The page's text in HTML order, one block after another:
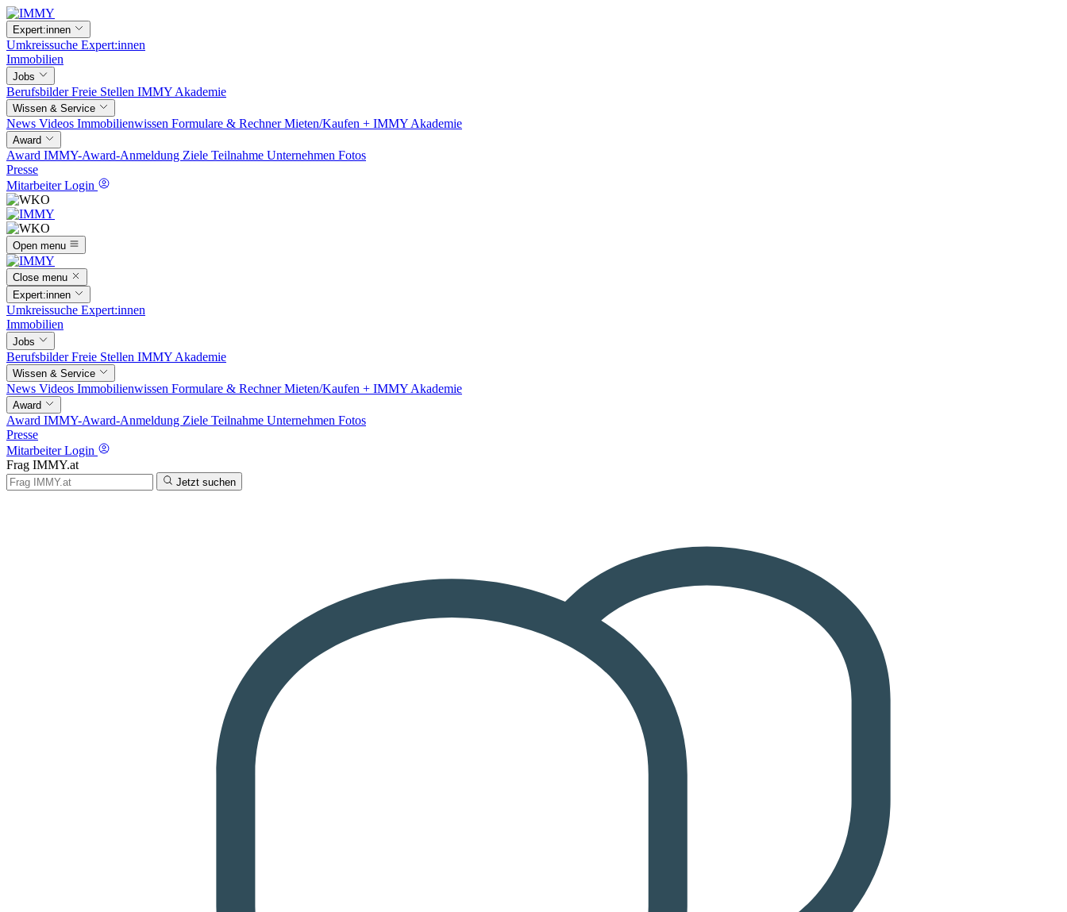
Expert:innen
Umkreissuche Expert:innen
Immobilien
Jobs
BerufsbilderFreie Stellen IMMY Akademie
Wissen & Service
News Videos Immobilienwissen Formulare & RechnerMieten/Kaufen + IMMY Akademie
Award
Award IMMY-Award-Anmeldung Ziele Teilnahme Unternehmen Fotos
Presse
Mitarbeiter Login
Open menu
Close menu
Expert:innen
Umkreissuche Expert:innen
Immobilien
Jobs
BerufsbilderFreie Stellen IMMY Akademie
Wissen & Service
News Videos Immobilienwissen Formulare & RechnerMieten/Kaufen + IMMY Akademie
Award
Award IMMY-Award-Anmeldung Ziele Teilnahme Unternehmen Fotos
Presse
Mitarbeiter Login
Frag IMMY.at
Jetzt suchen